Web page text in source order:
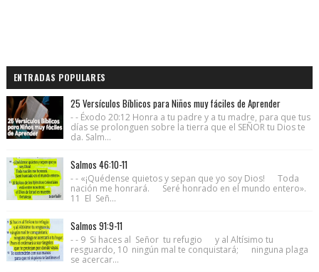
ENTRADAS POPULARES
25 Versículos Bíblicos para Niños muy fáciles de Aprender
- - Éxodo 20:12 Honra a tu padre y a tu madre, para que tus
días se prolonguen sobre la tierra que el SEÑOR tu Dios te
da. Salm...
Salmos 46:10-11
- - «¡Quédense quietos y sepan que yo soy Dios! Toda
nación me honrará. Seré honrado en el mundo entero».
11 El Señ...
Salmos 91:9-11
- - 9 Si haces al Señor tu refugio y al Altísimo tu
resguardo, 10 ningún mal te conquistará; ninguna plaga
se acercar...